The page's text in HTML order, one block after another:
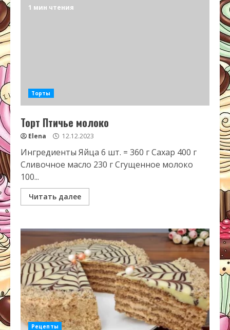
1 мин чтения
Торты
Торт Птичье молоко
Elena 12.12.2023
Ингредиенты Яйца 6 шт. = 360 г Сахар 400 г
Сливочное масло 230 г Сгущенное молоко
100...
Читать далее
Рецепты